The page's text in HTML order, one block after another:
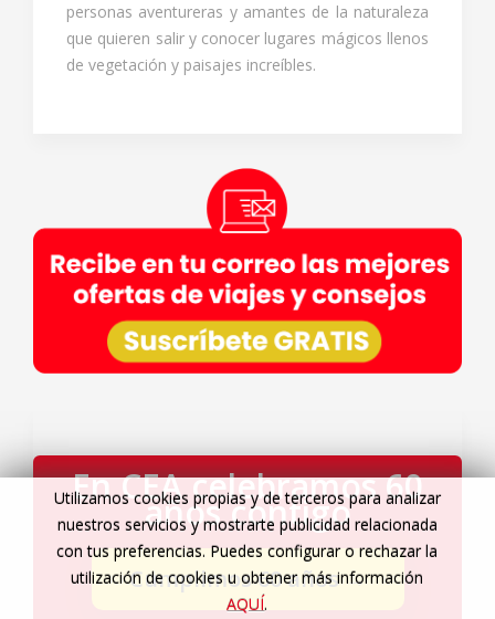
personas aventureras y amantes de la naturaleza
que quieren salir y conocer lugares mágicos llenos
de vegetación y paisajes increíbles.
En CEA celebramos 60
años contigo
Cumplimos 60 años→
Utilizamos cookies propias y de terceros para analizar
nuestros servicios y mostrarte publicidad relacionada
con tus preferencias. Puedes configurar o rechazar la
utilización de cookies u obtener más información
AQUÍ.